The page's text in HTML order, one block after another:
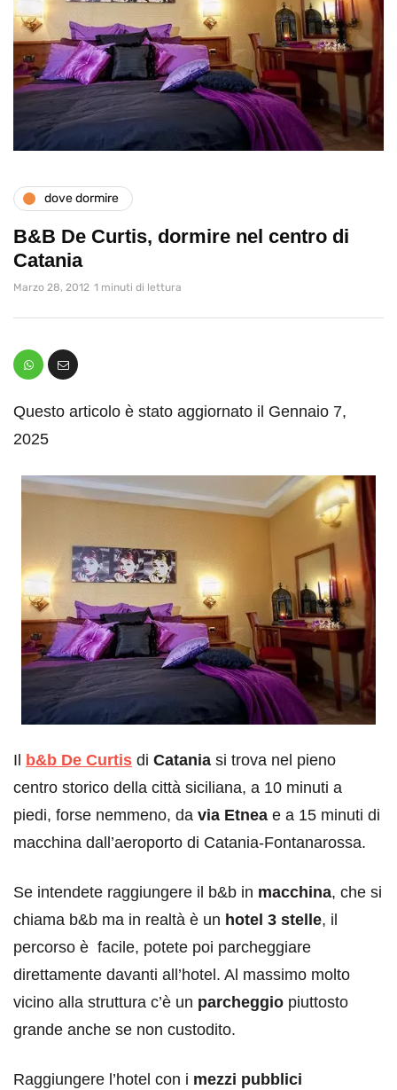
dove dormire
B&B De Curtis, dormire nel centro di
Catania
Marzo 28, 2012 1 minuti di lettura
Questo articolo è stato aggiornato il Gennaio 7,
2025
Il b&b De Curtis di Catania si trova nel pieno
centro storico della città siciliana, a 10 minuti a
piedi, forse nemmeno, da via Etnea e a 15 minuti di
macchina dall’aeroporto di Catania-Fontanarossa.
Se intendete raggiungere il b&b in macchina, che si
chiama b&b ma in realtà è un hotel 3 stelle, il
percorso è facile, potete poi parcheggiare
direttamente davanti all’hotel. Al massimo molto
vicino alla struttura c’è un parcheggio piuttosto
grande anche se non custodito.
Raggiungere l’hotel con i mezzi pubblici